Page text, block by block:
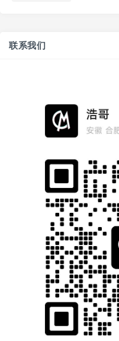
联系我们